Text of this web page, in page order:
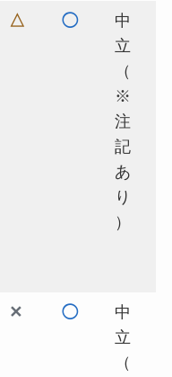
△ ◯
中
立
（
※
注
記
あ
り
）
✕ ◯
中
立
（